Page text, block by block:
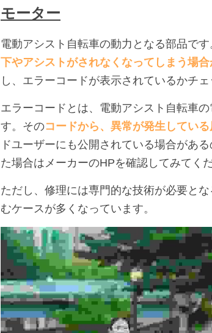
モーター
電動アシスト自転車の動力となる部品です
下やアシストがされなくなってしまう場合
し、エラーコードが表示されているかチェ
エラーコードとは、電動アシスト自転車
す。そのコードから、異常が発生してい
ドユーザーにも公開されている場合があ
た場合はメーカーのHPを確認してみてくだ
ただし、修理には専門的な技術が必要と
むケースが多くなっています。